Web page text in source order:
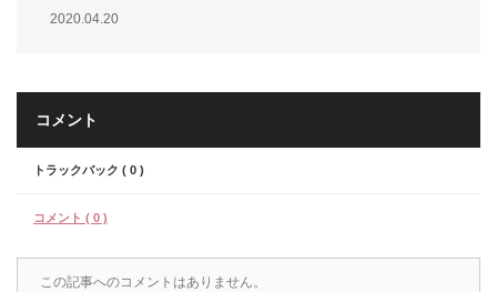
2020.04.20
コメント
トラックバック ( 0 )
コメント ( 0 )
この記事へのコメントはありません。